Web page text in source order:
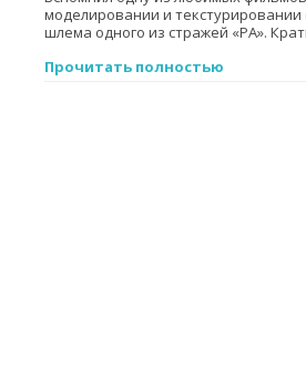
моделировании и текстурировании
шлема одного из стражей «РА».
Прочитать полностью